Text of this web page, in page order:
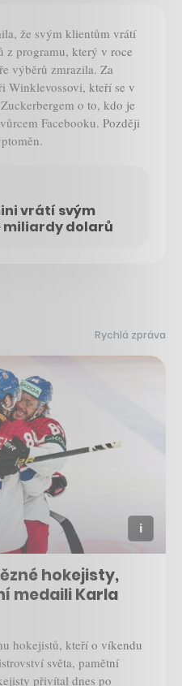
že svým klientům vrátí
z programu, který v roce
výběrů zmrazila. Za
Winklevossovi, kteří se v
o to, kdo je
Facebooku. Později
vrátí svým
miliardy dolarů
Rychlá zpráva
hokejisty,
medaili Karla
hokejistů, kteří o víkendu
světa, pamětní
přivítal dnes po